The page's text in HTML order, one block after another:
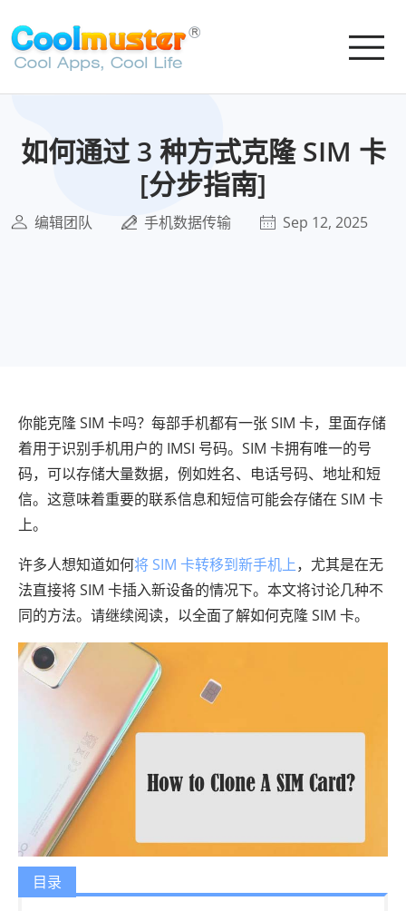
如何通过 3 种方式克隆 SIM 卡
[分步指南]
编辑团队 手机数据传输 Sep 12, 2025
你能克隆 SIM 卡吗？每部手机都有一张 SIM 卡，里面存储
着用于识别手机用户的 IMSI 号码。SIM 卡拥有唯一的号
码，可以存储大量数据，例如姓名、电话号码、地址和短
信。这意味着重要的联系信息和短信可能会存储在 SIM 卡
上。
许多人想知道如何将 SIM 卡转移到新手机上，尤其是在无
法直接将 SIM 卡插入新设备的情况下。本文将讨论几种不
同的方法。请继续阅读，以全面了解如何克隆 SIM 卡。
目录